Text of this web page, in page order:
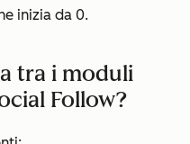
inizia da 0.
tra i moduli
Follow?